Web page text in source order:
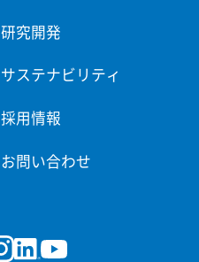
研究開発
サステナビリティ
採用情報
お問い合わせ